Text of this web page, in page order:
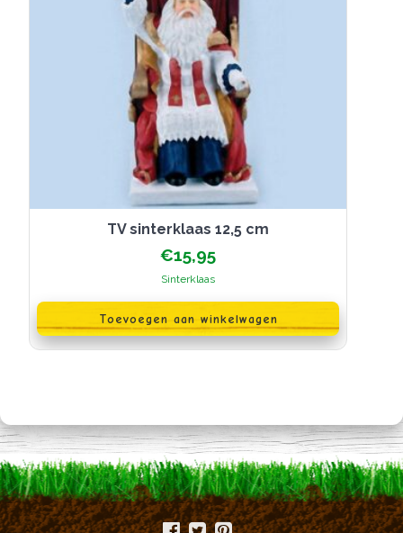
TV sinterklaas 12,5 cm
€15,95
Sinterklaas
Toevoegen aan winkelwagen